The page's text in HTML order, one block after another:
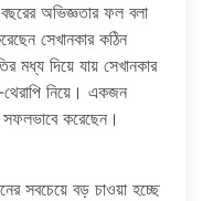
অভিজ্ঞতার ফল বলা
সেখানকার কঠিন
মধ্য দিয়ে যায় সেখানকার
নিয়ে। একজন
সফলভাবে করেছেন।
সবচেয়ে বড় চাওয়া হচ্ছে